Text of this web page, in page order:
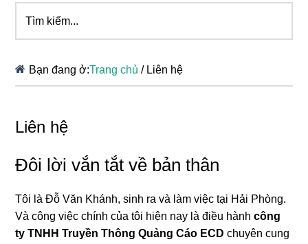
kiếm...
Bạn đang ở:Trang chủ /Liên hệ
Liên hệ
Đôi lời vắn tắt về bản thân
Tôi là Đỗ Văn Khánh, sinh ra và làm việc tại Hải Phòng.
Và công việc chính của tôi hiện nay là điều hànhcông
ty TNHH Truyền Thông Quảng Cáo ECD chuyên cung